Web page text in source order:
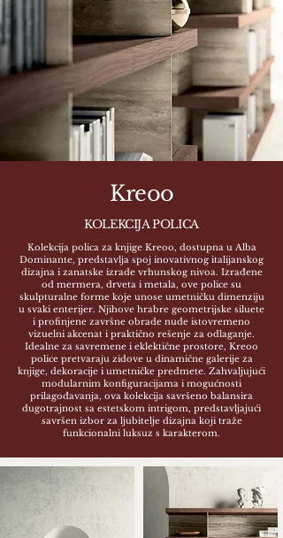
Kreoo
KOLEKCIJA POLICA
Kolekcija polica za knjige Kreoo, dostupna u Alba
Dominante, predstavlja spoj inovativnog italijanskog
dizajna i zanatske izrade vrhunskog nivoa. Izrađene
od mermera, drveta i metala, ove police su
skulpturalne forme koje unose umetničku dimenziju
u svaki enterijer. Njihove hrabre geometrijske siluete
i profinjene završne obrade nude istovremeno
vizuelni akcenat i praktično rešenje za odlaganje.
Idealne za savremene i eklektične prostore, Kreoo
police pretvaraju zidove u dinamične galerije za
knjige, dekoracije i umetničke predmete. Zahvaljujući
modularnim konfiguracijama i mogućnosti
prilagođavanja, ova kolekcija savršeno balansira
dugotrajnost sa estetskom intrigom, predstavljajući
savršen izbor za ljubitelje dizajna koji traže
funkcionalni luksuz s karakterom.